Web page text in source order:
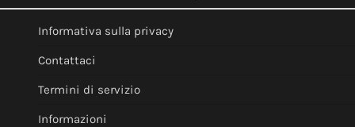
Informativa sulla privacy
Contattaci
Termini di servizio
Informazioni